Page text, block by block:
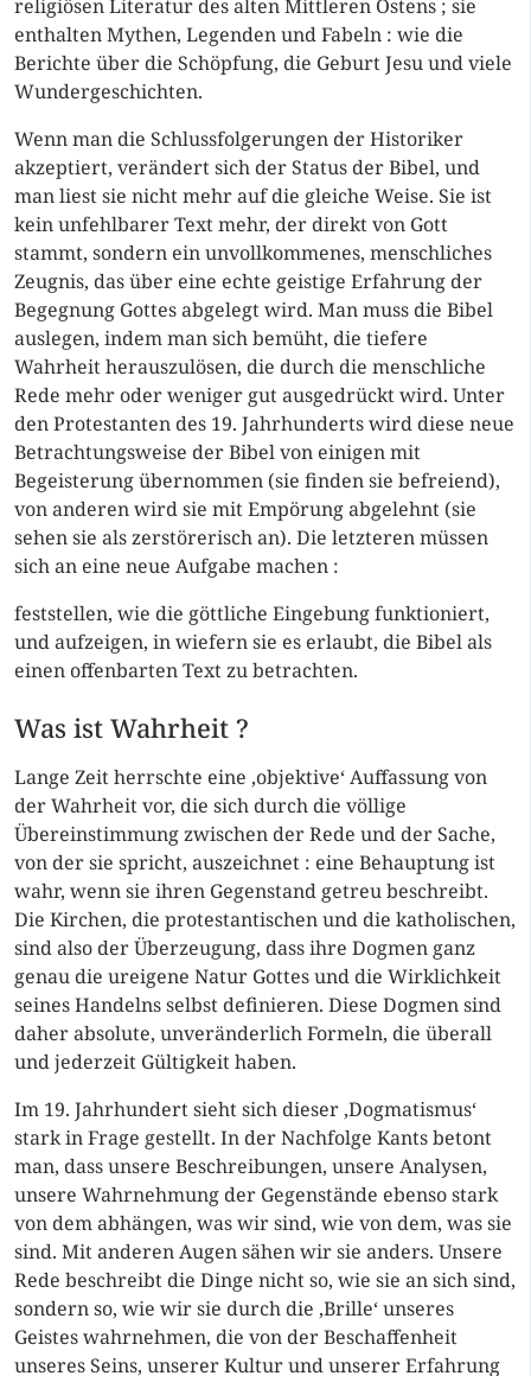
religiösen Literatur des alten Mittleren Ostens ; sie
enthalten Mythen, Legenden und Fabeln : wie die
Berichte über die Schöpfung, die Geburt Jesu und viele
Wundergeschichten.
Wenn man die Schlussfolgerungen der Historiker
akzeptiert, verändert sich der Status der Bibel, und
man liest sie nicht mehr auf die gleiche Weise. Sie ist
kein unfehlbarer Text mehr, der direkt von Gott
stammt, sondern ein unvollkommenes, menschliches
Zeugnis, das über eine echte geistige Erfahrung der
Begegnung Gottes abgelegt wird. Man muss die Bibel
auslegen, indem man sich bemüht, die tiefere
Wahrheit herauszulösen, die durch die menschliche
Rede mehr oder weniger gut ausgedrückt wird. Unter
den Protestanten des 19. Jahrhunderts wird diese neue
Betrachtungsweise der Bibel von einigen mit
Begeisterung übernommen (sie finden sie befreiend),
von anderen wird sie mit Empörung abgelehnt (sie
sehen sie als zerstörerisch an). Die letzteren müssen
sich an eine neue Aufgabe machen :
feststellen, wie die göttliche Eingebung funktioniert,
und aufzeigen, in wiefern sie es erlaubt, die Bibel als
einen offenbarten Text zu betrachten.
Was ist Wahrheit ?
Lange Zeit herrschte eine ‚objektive‘ Auffassung von
der Wahrheit vor, die sich durch die völlige
Übereinstimmung zwischen der Rede und der Sache,
von der sie spricht, auszeichnet : eine Behauptung ist
wahr, wenn sie ihren Gegenstand getreu beschreibt.
Die Kirchen, die protestantischen und die katholischen,
sind also der Überzeugung, dass ihre Dogmen ganz
genau die ureigene Natur Gottes und die Wirklichkeit
seines Handelns selbst definieren. Diese Dogmen sind
daher absolute, unveränderlich Formeln, die überall
und jederzeit Gültigkeit haben.
Im 19. Jahrhundert sieht sich dieser ‚Dogmatismus‘
stark in Frage gestellt. In der Nachfolge Kants betont
man, dass unsere Beschreibungen, unsere Analysen,
unsere Wahrnehmung der Gegenstände ebenso stark
von dem abhängen, was wir sind, wie von dem, was sie
sind. Mit anderen Augen sähen wir sie anders. Unsere
Rede beschreibt die Dinge nicht so, wie sie an sich sind,
sondern so, wie wir sie durch die ‚Brille‘ unseres
Geistes wahrnehmen, die von der Beschaffenheit
unseres Seins, unserer Kultur und unserer Erfahrung